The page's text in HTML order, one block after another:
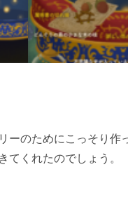
ーのためにこっそり
てくれたのでしょう。